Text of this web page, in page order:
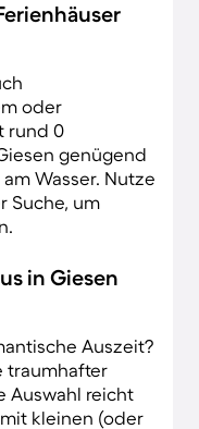
oder
rund 0
genügend
Wasser. Nutze
Suche, um
in Giesen
Auszeit?
traumhafter
Auswahl reicht
kleinen (oder